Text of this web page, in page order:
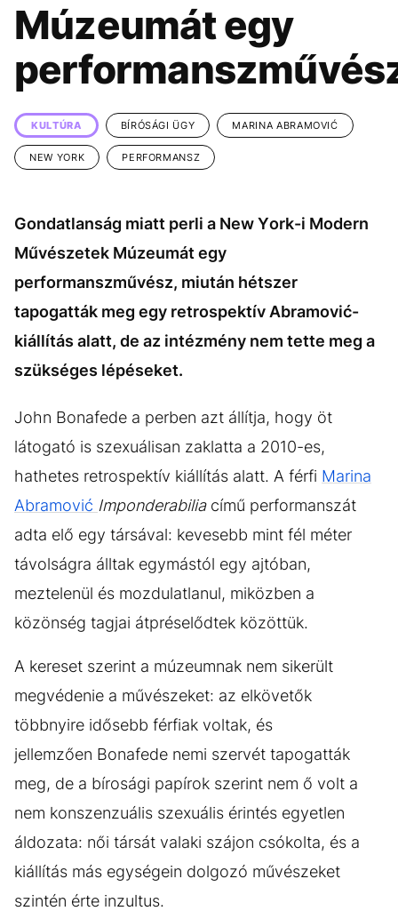
KÖZÉLET
ÉLETMÓD DESIGN
BESZÉLGETÉSEK ARCOK
VIDEÓ TÖRTÉNETEK
GASZTRO
Múzeumát egy
KULTÚRA BÍRÓSÁGI ÜGY MARINA ABRAMOVIĆ
NEW YORK PERFORMANSZ
Gondatlanság miatt perli a New York-i Modern
Művészetek Múzeumát egy
performanszművész, miután hétszer
tapogatták meg egy retrospektív Abramović-
kiállítás alatt, de az intézmény nem tette meg a
szükséges lépéseket.
John Bonafede a perben azt állítja, hogy öt
látogató is szexuálisan zaklatta a 2010-es,
hathetes retrospektív kiállítás alatt. A férfi Marina
Abramović Imponderabiliacímű performanszát
adta elő egy társával: kevesebb mint fél méter
távolságra álltak egymástól egy ajtóban,
meztelenül és mozdulatlanul, miközben a
közönség tagjai átpréselődtek közöttük.
A kereset szerint a múzeumnak nem sikerült
megvédenie a művészeket: az elkövetők
többnyire idősebb férfiak voltak, és
jellemzően Bonafede nemi szervét tapogatták
meg, de a bírosági papírok szerint nem ő volt a
nem konszenzuális szexuális érintés egyetlen
áldozata: női társát valaki szájon csókolta, és a
kiállítás más egységein dolgozó művészeket
szintén érte inzultus.